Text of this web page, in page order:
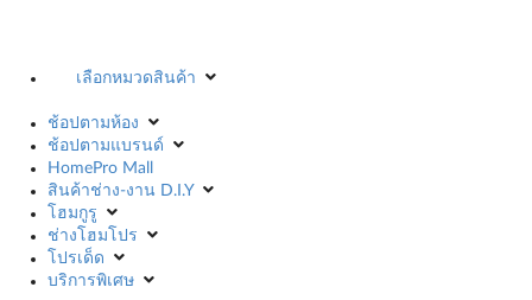
เลือกหมวดสินค้า
ช้อปตามห้อง
ช้อปตามแบรนด์
HomePro Mall
สินค้าช่าง-งาน D.I.Y
โฮมกูรู
ช่างโฮมโปร
โปรเด็ด
บริการพิเศษ